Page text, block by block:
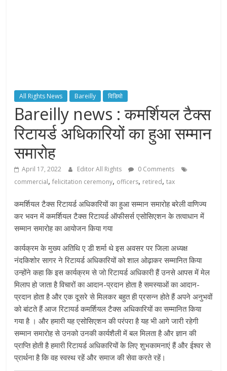
All Rights News Bareilly विडियो
Bareilly news : कमर्शियल टैक्स
रिटायर्ड अधिकारियों का हुआ सम्मान
समारोह
April 17, 2022 Editor All Rights
0 Comments
commercial,felicitation ceremony, officers, retired,tax
कमर्शियल टैक्स रिटायर्ड अधिकारियों का हुआ सम्मान समारोह बरेली वाणिज्य
कर भवन में कमर्शियल टैक्स रिटायर्ड ऑफीसर्स एसोसिएशन के तत्वाधान में
सम्मान समारोह का आयोजन किया गया
कार्यक्रम के मुख्य अतिथि ए डी शर्मा थे इस अवसर पर जिला अध्यक्ष
नंदकिशोर सागर ने रिटायर्ड अधिकारियों को शाल ओढ़ाकर सम्मानित किया
उन्होंने कहा कि इस कार्यक्रम से जो रिटायर्ड अधिकारी हैं उनसे आपस में मेल
मिलाप हो जाता है विचारों का आदान-प्रदान होता है समस्याओं का आदान-
प्रदान होता है और एक दूसरे से मिलकर बहुत ही प्रसन्न होते हैं अपने अनुभवों
को बांटते हैं आज रिटायर्ड कमर्शियल टैक्स अधिकारियों का सम्मानित किया
गया है । और हमारी यह एसोसिएशन की परंपरा है यह भी आगे जारी रहेगी
सम्मान समारोह से उनको उनकी कार्यशैली में बल मिलता है और ज्ञान की
प्राप्ति होती है हमारी रिटायर्ड अधिकारियों के लिए शुभकामनाएं हैं और ईश्वर से
प्रार्थना है कि वह स्वस्थ रहें और समाज की सेवा करते रहें।